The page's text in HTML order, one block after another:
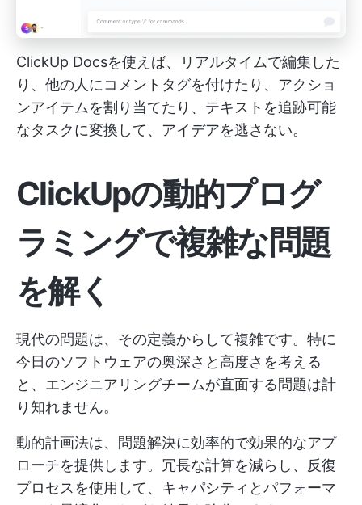
ClickUp Docsを使えば、リアルタイムで編集した
り、他の人にコメントタグを付けたり、アクショ
ンアイテムを割り当てたり、テキストを追跡可能
なタスクに変換して、アイデアを逃さない。
ClickUpの動的プログ
ラミングで複雑な問題
を解く
現代の問題は、その定義からして複雑です。特に
今日のソフトウェアの奥深さと高度さを考える
と、エンジニアリングチームが直面する問題は計
り知れません。
動的計画法は、問題解決に効率的で効果的なアプ
ローチを提供します。冗長な計算を減らし、反復
プロセスを使用して、キャパシティとパフォーマ